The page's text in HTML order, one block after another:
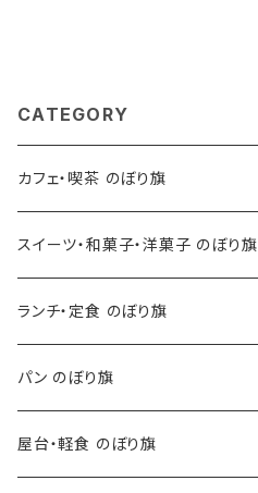
CATEGORY
カフェ・喫茶 のぼり旗
スイーツ・和菓子・洋菓子 のぼり旗
ランチ・定食 のぼり旗
パン のぼり旗
屋台・軽食 のぼり旗